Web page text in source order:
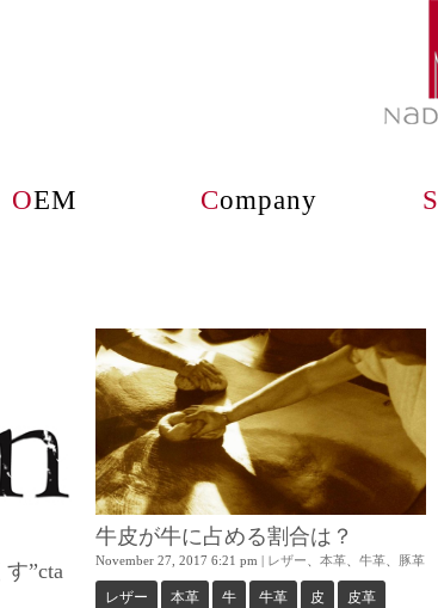
OEM Company S
”cta
牛皮が牛に占める割合は？
November 27, 2017 6:21 pm レザー 本革、 牛革、 豚革
レザー 本革 牛 牛革 皮 皮革